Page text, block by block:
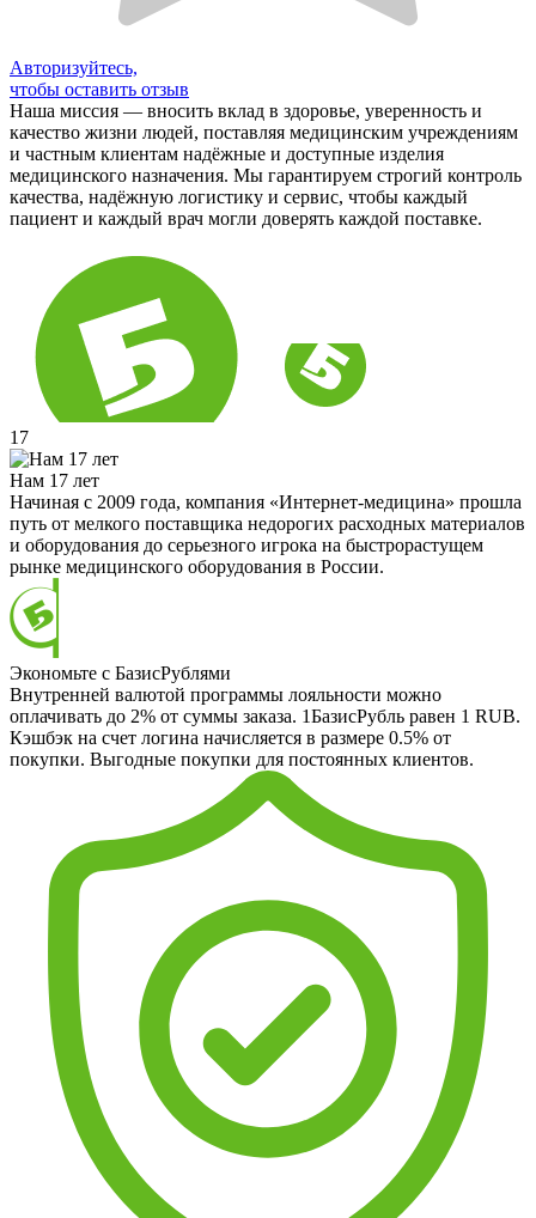
Авторизуйтесь,
чтобы оставить отзыв
Наша миссия — вносить вклад в здоровье, уверенность и
качество жизни людей, поставляя медицинским учреждениям
и частным клиентам надёжные и доступные изделия
медицинского назначения. Мы гарантируем строгий контроль
качества, надёжную логистику и сервис, чтобы каждый
пациент и каждый врач могли доверять каждой поставке.
17
Нам 17 лет
Начиная с 2009 года, компания «Интернет-медицина» прошла
путь от мелкого поставщика недорогих расходных материалов
и оборудования до серьезного игрока на быстрорастущем
рынке медицинского оборудования в России.
Экономьте с БазисРублями
Внутренней валютой программы лояльности можно
оплачивать до 2% от суммы заказа. 1БазисРубль равен 1 RUB.
Кэшбэк на счет логина начисляется в размере 0.5% от
покупки. Выгодные покупки для постоянных клиентов.